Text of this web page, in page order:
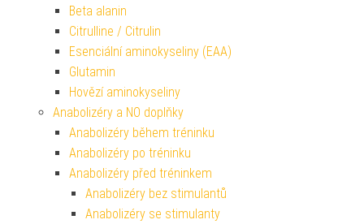
Beta alanin
Citrulline / Citrulin
Esenciální aminokyseliny (EAA)
Glutamin
Hovězí aminokyseliny
Anabolizéry a NO doplňky
Anabolizéry během tréninku
Anabolizéry po tréninku
Anabolizéry před tréninkem
Anabolizéry bez stimulantů
Anabolizéry se stimulanty